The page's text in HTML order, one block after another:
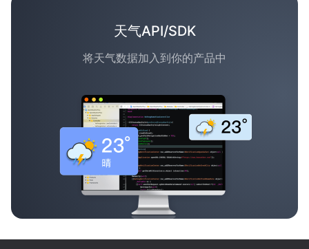
天气API/SDK
将天气数据加入到你的产品中